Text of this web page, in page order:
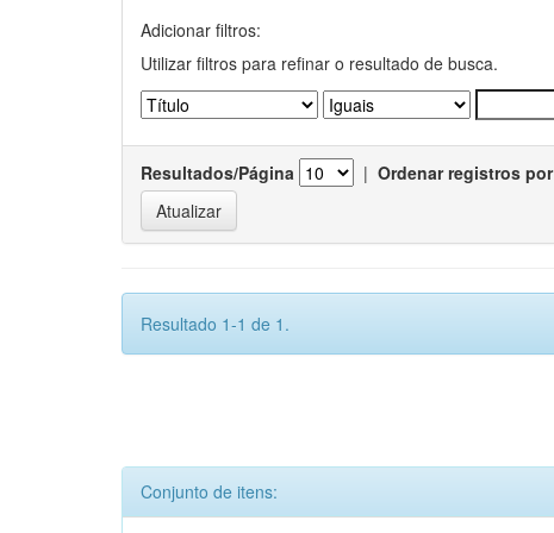
Adicionar filtros:
Utilizar filtros para refinar o resultado de busca.
Resultados/Página | Ordenar registros por
Resultado 1-1 de 1.
Conjunto de itens: